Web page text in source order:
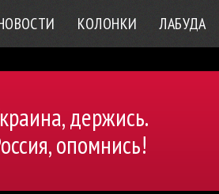
КОЛОНКИ ЛАБУДА
держись.
опомнись!